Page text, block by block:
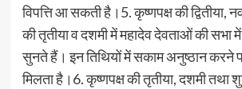
विपत्ति आ सकती है।5. कृष्णपक्ष की द्वितीया,
की तृतीया व दशमी में महादेव देवताओं की सभा
सुनते हैं। इन तिथियों में सकाम अनुष्ठान करने
मिलता है।6. कृष्णपक्ष की तृतीया, दशमी तथा